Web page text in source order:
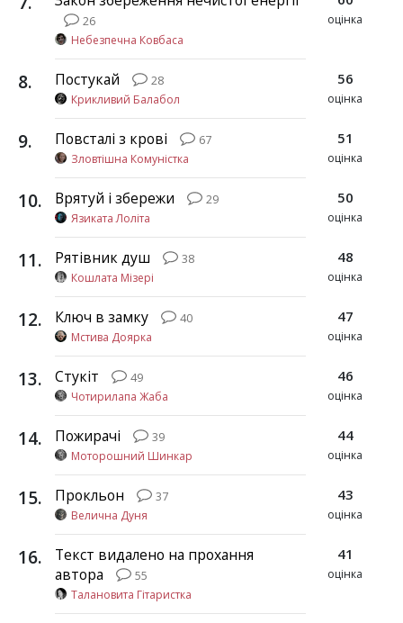
26
Небезпечна Ковбаса
оцінка
8. Постукай
28
Крикливий Балабол
56
оцінка
9. Повсталі з крові
67
Зловтішна Комуністка
51
оцінка
10. Врятуй і збережи
29
Язиката Лоліта
50
оцінка
11. Рятівник душ
38
Кошлата Мізері
48
оцінка
12. Ключ в замку
40
Мстива Доярка
47
оцінка
13. Стукіт
49
Чотирилапа Жаба
46
оцінка
14. Пожирачі
39
Моторошний Шинкар
44
оцінка
15. Прокльон
37
Велична Дуня
43
оцінка
16.
Текст видалено на прохання
автора
55
Талановита Гітаристка
41
оцінка